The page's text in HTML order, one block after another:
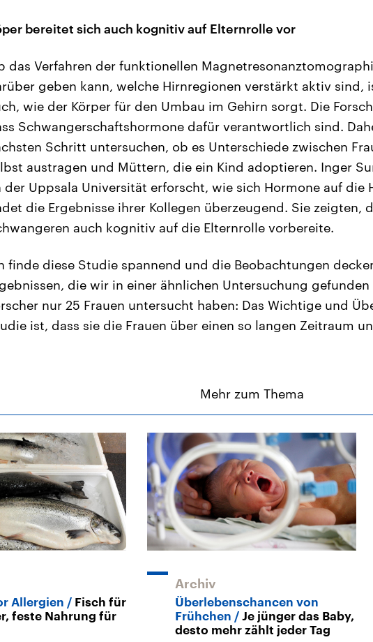
bereitet sich auch kognitiv auf Elternrolle vor
das Verfahren der funktionellen
geben kann, welche Hirnregionen verstärkt aktiv sind,
wie der Körper für den Umbau im Gehirn sorgt. Die
Schwangerschaftshormone dafür verantwortlich sind.
Schritt untersuchen, ob es Unterschiede zwischen
austragen und Müttern, die ein Kind adoptieren. Inger
der Uppsala Universität erforscht, wie sich Hormone auf die
die Ergebnisse ihrer Kollegen überzeugend. Sie zeigten,
auch kognitiv auf die Elternrolle vorbereite.
finde diese Studie spannend und die Beobachtungen
die wir in einer ähnlichen Untersuchung
nur 25 Frauen untersucht haben: Das Wichtige und
ist, dass sie die Frauen über einen so langen Zeitraum
Mehr zum Thema
Allergien
Fisch für
feste Nahrung für
Archiv
Überlebenschancen von
Frühchen
Je jünger das Baby,
desto mehr zählt jeder Tag